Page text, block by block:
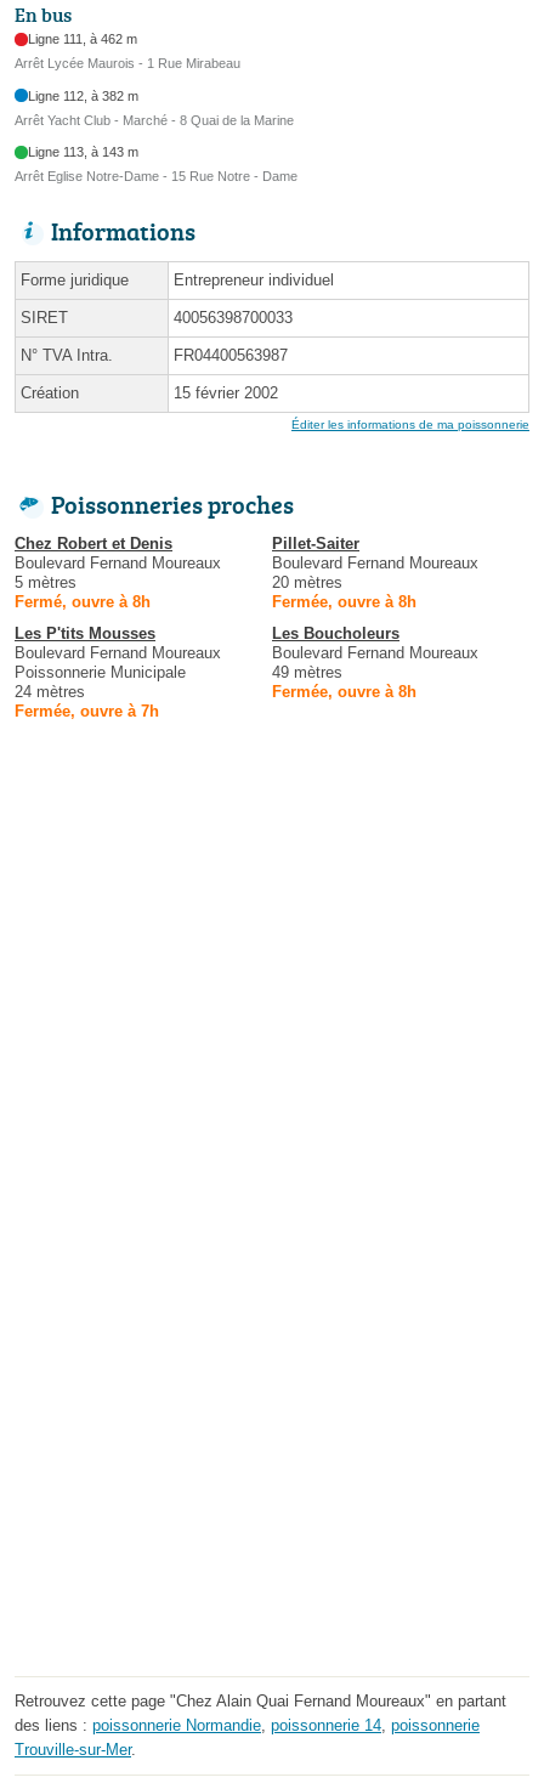
En bus
Ligne 111, à 462 m
Arrêt Lycée Maurois - 1 Rue Mirabeau
Ligne 112, à 382 m
Arrêt Yacht Club - Marché - 8 Quai de la Marine
Ligne 113, à 143 m
Arrêt Eglise Notre-Dame - 15 Rue Notre - Dame
Informations
Forme juridique Entrepreneur individuel
SIRET 40056398700033
N° TVA Intra. FR04400563987
Création 15 février 2002
Éditer les informations de ma poissonnerie
Poissonneries proches
Chez Robert et Denis
Boulevard Fernand Moureaux
5 mètres
Fermé, ouvre à 8h
Pillet-Saiter
Boulevard Fernand Moureaux
20 mètres
Fermée, ouvre à 8h
Les P'tits Mousses
Boulevard Fernand Moureaux
Poissonnerie Municipale
24 mètres
Fermée, ouvre à 7h
Les Boucholeurs
Boulevard Fernand Moureaux
49 mètres
Fermée, ouvre à 8h
Retrouvez cette page "Chez Alain Quai Fernand Moureaux" en partant
des liens : poissonnerie Normandie, poissonnerie 14, poissonnerie
Trouville-sur-Mer.